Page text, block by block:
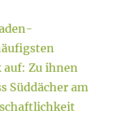
Zu ihnen
Süddächer am